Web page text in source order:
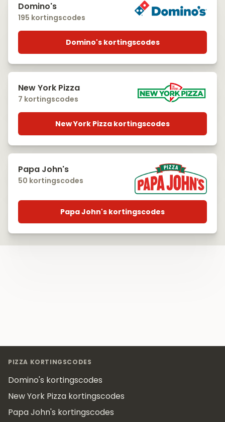
Domino's
195 kortingscodes
Domino's kortingscodes
New York Pizza
7 kortingscodes
New York Pizza kortingscodes
Papa John's
50 kortingscodes
Papa John's kortingscodes
PIZZA KORTINGSCODES
Domino's kortingscodes
New York Pizza kortingscodes
Papa John's kortingscodes